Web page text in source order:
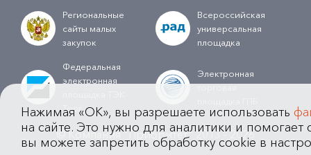
Региональные
сайты малых
закупок
Всероссийская
универсальная
площадка
Федеральная
электронная
Торг
Электронная
торговая
© Компания "Приоритет" 2013 - 2026
Нажимая «OK», вы разрешаете использовать
на сайте. Это нужно для аналитики и помогает
вы можете запретить обработку cookie в